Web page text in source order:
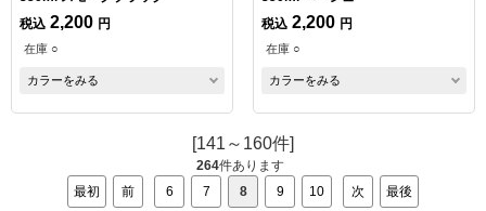
税込 2,200 円
在庫 ○
カラーをみる
税込 2,200 円
在庫 ○
カラーをみる
[141～160件]
264件あります
最初
前 6 7 8 9 10 次 最後